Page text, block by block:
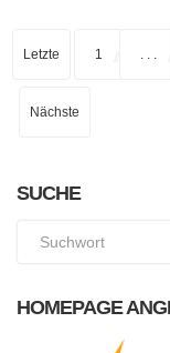
Letzte 1
Nächste
SUCHE
HOMEPAGE